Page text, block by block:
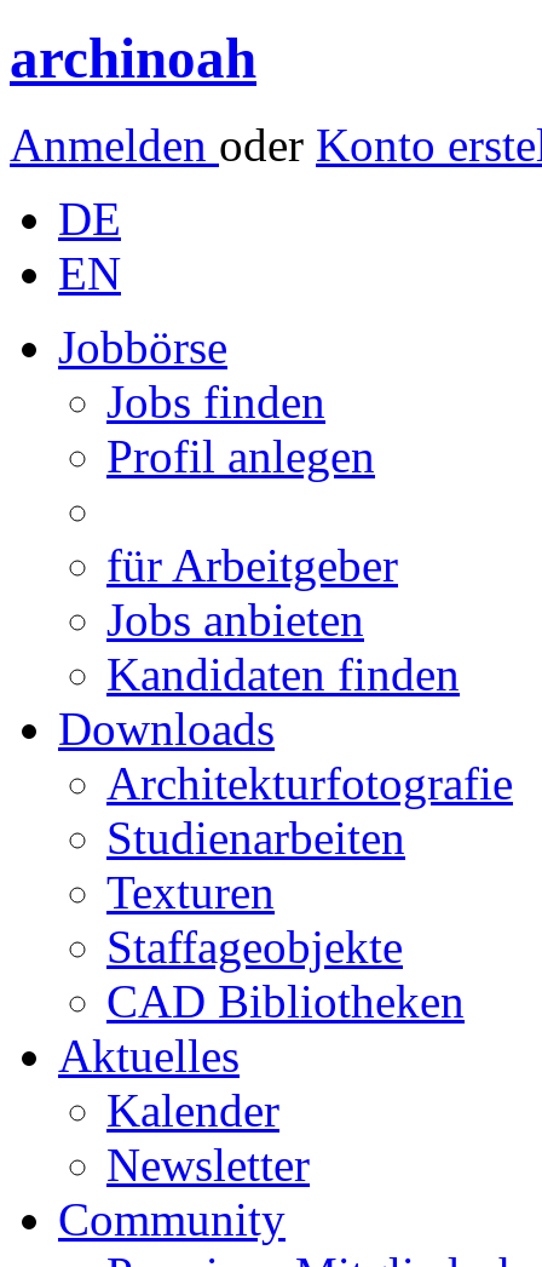
archinoah
Anmelden oder Konto
DE
EN
Jobbörse
Jobs finden
Profil anlegen
für Arbeitgeber
Jobs anbieten
Kandidaten finden
Downloads
Architekturfotografie
Studienarbeiten
Texturen
Staffageobjekte
CAD Bibliotheken
Aktuelles
Kalender
Newsletter
Community